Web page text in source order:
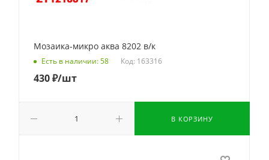
Мозаика-микро аква 8202 в/к
Есть в наличии: 58 Код: 163316
430₽/шт
В КОРЗИНУ